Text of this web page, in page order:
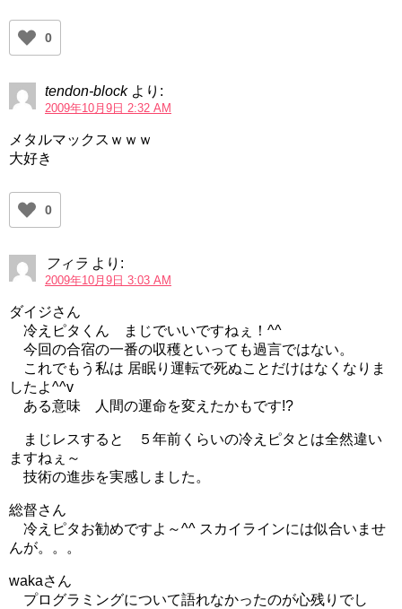
0
tendon-block より:
2009年10月9日 2:32 AM
メタルマックスｗｗｗ
大好き
0
フィラ より:
2009年10月9日 3:03 AM
ダイジさん
冷えピタくん まじでいいですねぇ！^^
今回の合宿の一番の収穫といっても過言ではない。
これでもう私は 居眠り運転で死ぬことだけはなくなりま
したよ^^v
ある意味 人間の運命を変えたかもです!?
まじレスすると ５年前くらいの冷えピタとは全然違い
ますねぇ～
技術の進歩を実感しました。
総督さん
冷えピタお勧めですよ～^^ スカイラインには似合いませ
んが。。。
wakaさん
プログラミングについて語れなかったのが心残りでし